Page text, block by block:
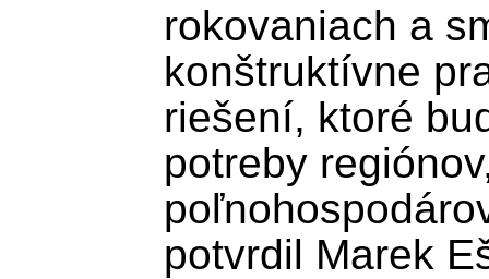
rokovaniach a
konštruktívne
riešení, ktoré
potreby
potvrdil Marek